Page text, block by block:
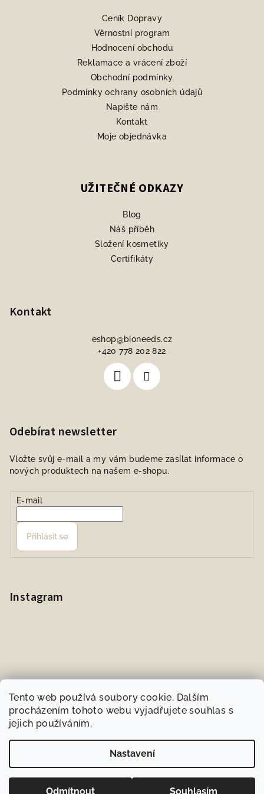
Tento web používá soubory cookie. Dalším
procházením tohoto webu vyjadřujete souhlas s
jejich používáním.
Nastavení
Odmítnout Souhlasím
Ceník Dopravy
Věrnostní program
Hodnocení obchodu
Reklamace a vrácení zboží
Obchodní podmínky
Podmínky ochrany osobních údajů
Napište nám
Kontakt
Moje objednávka
UŽITEČNÉ ODKAZY
Blog
Náš příběh
Složení kosmetiky
Certifikáty
Kontakt
eshop@bioneeds.cz
+420 778 202 822
Odebírat newsletter
Vložte svůj e-mail a my vám budeme zasílat informace o
nových produktech na našem e-shopu.
E-mail
Přihlásit se
Instagram
Sledovat na Instagramu
BIOneeds.cz